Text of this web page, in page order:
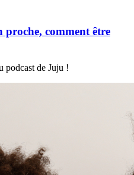
comment être
podcast de Juju !